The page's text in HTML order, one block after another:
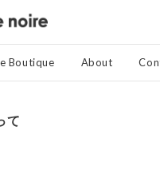
Boutique About
て